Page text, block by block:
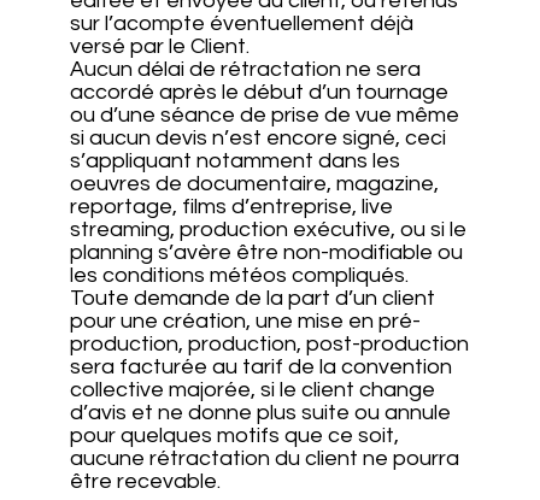
sur l’acompte éventuellement déjà
versé par le Client.
Aucun délai de rétractation ne sera
accordé après le début d’un tournage
ou d’une séance de prise de vue même
si aucun devis n’est encore signé, ceci
s’appliquant notamment dans les
oeuvres de documentaire, magazine,
reportage, films d’entreprise, live
streaming, production exécutive, ou si le
planning s’avère être non-modifiable ou
les conditions météos compliqués.
Toute demande de la part d’un client
pour une création, une mise en pré-
production, production, post-production
sera facturée au tarif de la convention
collective majorée, si le client change
d’avis et ne donne plus suite ou annule
pour quelques motifs que ce soit,
aucune rétractation du client ne pourra
être recevable.